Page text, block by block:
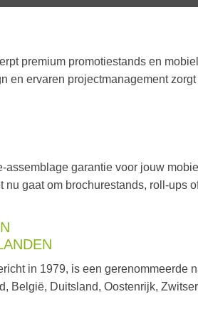
premium promotiestands en
en ervaren projectmanagement
assemblage garantie voor jouw
nu gaat om brochurestands, roll-
in 1979, is een gerenommeerde
België, Duitsland, Oostenrijk,